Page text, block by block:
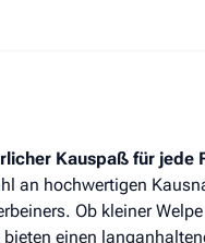
Kauspaß für jede
an hochwertigen
Ob kleiner
einen